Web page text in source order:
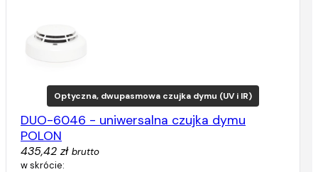
Optyczna, dwupasmowa czujka dymu (UV i IR)
DUO-6046 - uniwersalna czujka dymu
POLON
435,42 zł brutto
w skrócie: